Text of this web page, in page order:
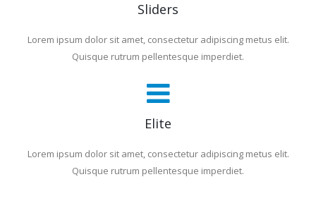
Sliders
Lorem ipsum dolor sit amet, consectetur adipiscing metus elit.
Quisque rutrum pellentesque imperdiet.
Elite
Lorem ipsum dolor sit amet, consectetur adipiscing metus elit.
Quisque rutrum pellentesque imperdiet.